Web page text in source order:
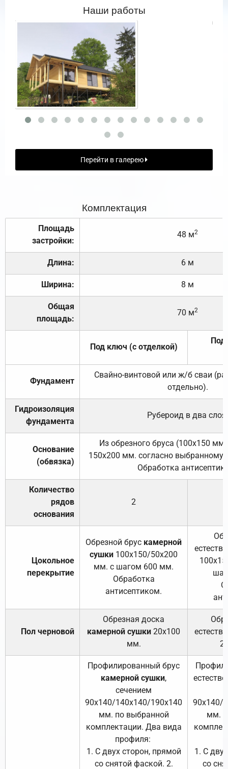
Наши работы
Перейти в галерею
Комплектация
Площадь
застройки:
48 м2
Длина: 6 м
Ширина: 8 м
Общая
площадь:
70 м2
Под ключ (с отделкой)
Под
Фундамент
Свайно-винтовой или ж/б сваи
отдельно).
Гидроизоляция
фундамента
Рубероид в два слоя.
Основание
(обвязка)
Из обрезного бруса (100х150
150х200 мм. согласно выбранному
Обработка
Количество
рядов
основания
2
Цокольное
перекрытие
Обрезной брус камерной
сушки 100х150/50х200
мм. с шагом 600 мм.
Обработка
антисептиком.
Пол черновой
Обрезная доска
камерной сушки 20х100
мм.
Профилированный брус
камерной сушки,
сечением
90х140/140х140/190х140
мм. по выбранной
комплектации. Два вида
профиля:
1. С двух сторон, прямой
со снятой фаской. 2.
90х140/
мм.
1. С
со